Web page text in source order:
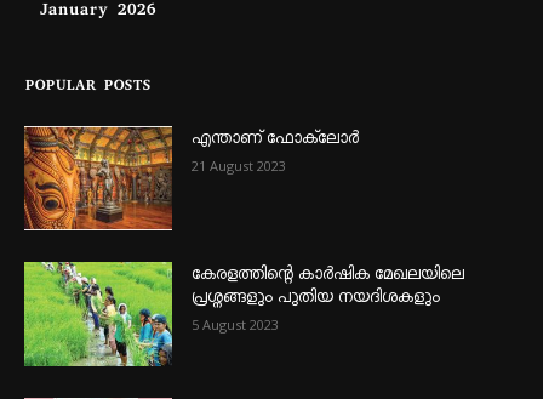
January 2026
POPULAR POSTS
എന്താണ്‌ ഫോക്‌ലോർ
21 August 2023
കേരളത്തിന്റെ കാർഷിക മേഖലയിലെ
പ്രശ്നങ്ങളും പുതിയ നയദിശകളും
5 August 2023